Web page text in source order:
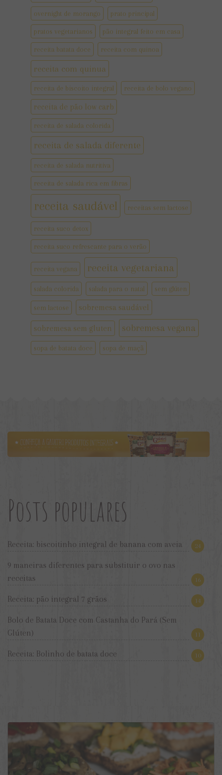
overnight de morango prato principal
pratos vegetarianos pão integral feito em casa
receita batata doce receita com quinoa
receita com quinua
receita de biscoito integral receita de bolo vegano
receita de pão low carb
receita de salada colorida
receita de salada diferente
receita de salada nutritiva
receita de salada rica em fibras
receita saudável receitas sem lactose
receita suco detox
receita suco refrescante para o verão
receita vegana receita vegetariana
salada colorida salada para o natal sem glúten
sem lactose sobremesa saudável
sobremesa sem gluten sobremesa vegana
sopa de batata doce sopa de maçã
Posts populares
Receita: biscoitinho integral de banana com aveia 24
9 maneiras diferentes para substituir o ovo nas
receitas
16
Receita: pão integral 7 grãos 14
Bolo de Batata Doce com Castanha do Pará (Sem
Glúten)
11
Receita: Bolinho de batata doce 10